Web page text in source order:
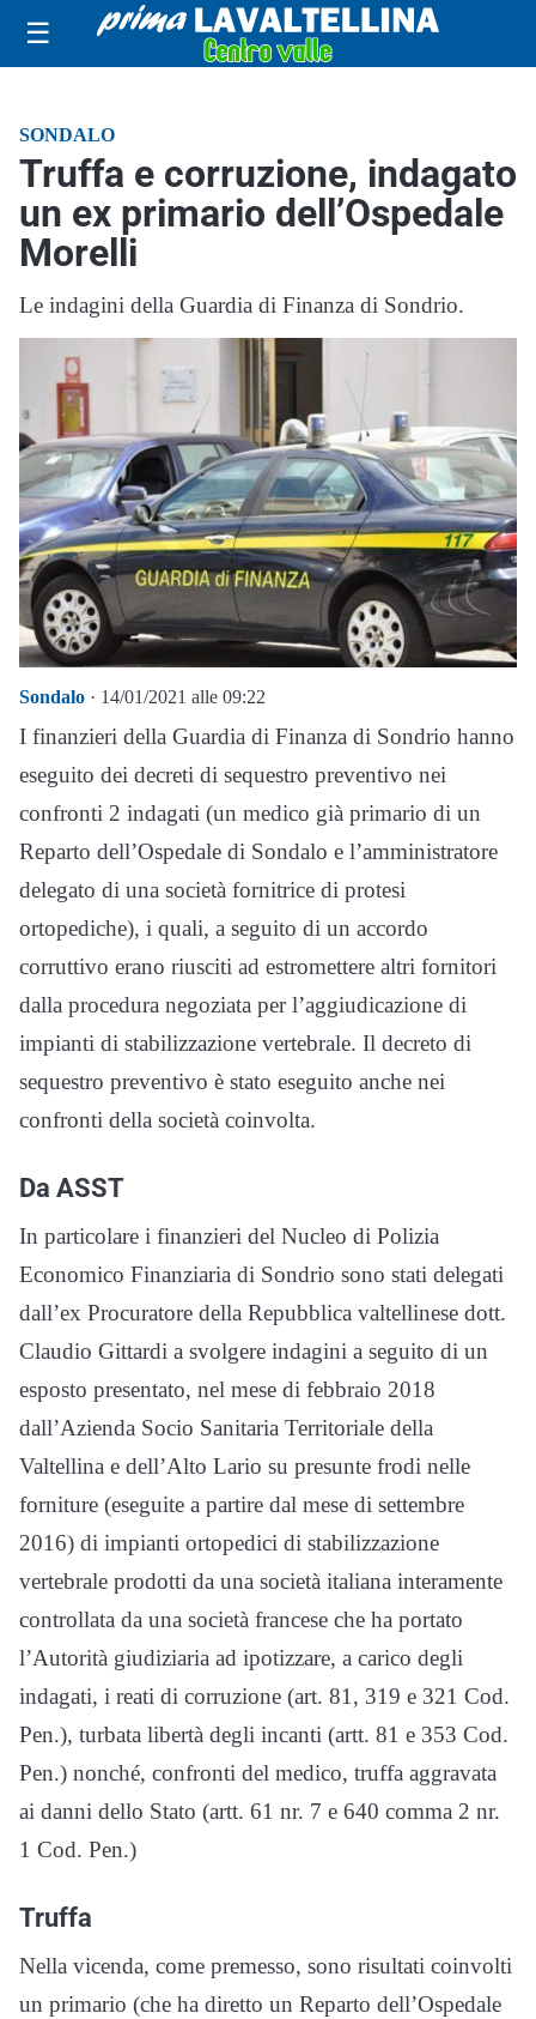
☰
SONDALO
Truffa e corruzione, indagato
un ex primario dell’Ospedale
Morelli
Le indagini della Guardia di Finanza di Sondrio.
Sondalo · 14/01/2021 alle 09:22
I finanzieri della Guardia di Finanza di Sondrio hanno
eseguito dei decreti di sequestro preventivo nei
confronti 2 indagati (un medico già primario di un
Reparto dell’Ospedale di Sondalo e l’amministratore
delegato di una società fornitrice di protesi
ortopediche), i quali, a seguito di un accordo
corruttivo erano riusciti ad estromettere altri fornitori
dalla procedura negoziata per l’aggiudicazione di
impianti di stabilizzazione vertebrale. Il decreto di
sequestro preventivo è stato eseguito anche nei
confronti della società coinvolta.
Da ASST
In particolare i finanzieri del Nucleo di Polizia
Economico Finanziaria di Sondrio sono stati delegati
dall’ex Procuratore della Repubblica valtellinese dott.
Claudio Gittardi a svolgere indagini a seguito di un
esposto presentato, nel mese di febbraio 2018
dall’Azienda Socio Sanitaria Territoriale della
Valtellina e dell’Alto Lario su presunte frodi nelle
forniture (eseguite a partire dal mese di settembre
2016) di impianti ortopedici di stabilizzazione
vertebrale prodotti da una società italiana interamente
controllata da una società francese che ha portato
l’Autorità giudiziaria ad ipotizzare, a carico degli
indagati, i reati di corruzione (art. 81, 319 e 321 Cod.
Pen.), turbata libertà degli incanti (artt. 81 e 353 Cod.
Pen.) nonché, confronti del medico, truffa aggravata
ai danni dello Stato (artt. 61 nr. 7 e 640 comma 2 nr.
1 Cod. Pen.)
Truffa
Nella vicenda, come premesso, sono risultati coinvolti
un primario (che ha diretto un Reparto dell’Ospedale